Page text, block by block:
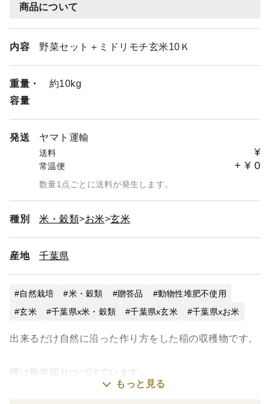
商品について
内容 野菜セット＋ミドリモチ玄米10Ｋ
重量・
容量
約10kg
発送 ヤマト運輸
送料 ¥
常温便 + ¥ 0
数量1点ごとに送料が発生します。
種別 米・穀類 お米 玄米
産地 千葉県
自然栽培 米・穀類 贈答品
動物性堆肥不使用
玄米
千葉県x米・穀類 千葉県x玄米 千葉県xお米
出来るだけ自然に沿った作り方をした稲の収穫物です。
種は毎年採りつづけています。
農薬は27年以上使っていません。
もっと見る